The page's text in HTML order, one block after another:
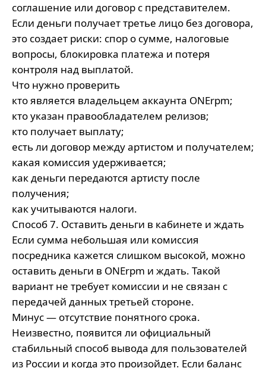
соглашение или договор с представителем.
Если деньги получает третье лицо без договора,
это создает риски: спор о сумме, налоговые
вопросы, блокировка платежа и потеря
контроля над выплатой.
Что нужно проверить
кто является владельцем аккаунта ONErpm;
кто указан правообладателем релизов;
кто получает выплату;
есть ли договор между артистом и получателем;
какая комиссия удерживается;
как деньги передаются артисту после
получения;
как учитываются налоги.
Способ 7. Оставить деньги в кабинете и ждать
Если сумма небольшая или комиссия
посредника кажется слишком высокой, можно
оставить деньги в ONErpm и ждать. Такой
вариант не требует комиссии и не связан с
передачей данных третьей стороне.
Минус — отсутствие понятного срока.
Неизвестно, появится ли официальный
стабильный способ вывода для пользователей
из России и когда это произойдет. Если баланс